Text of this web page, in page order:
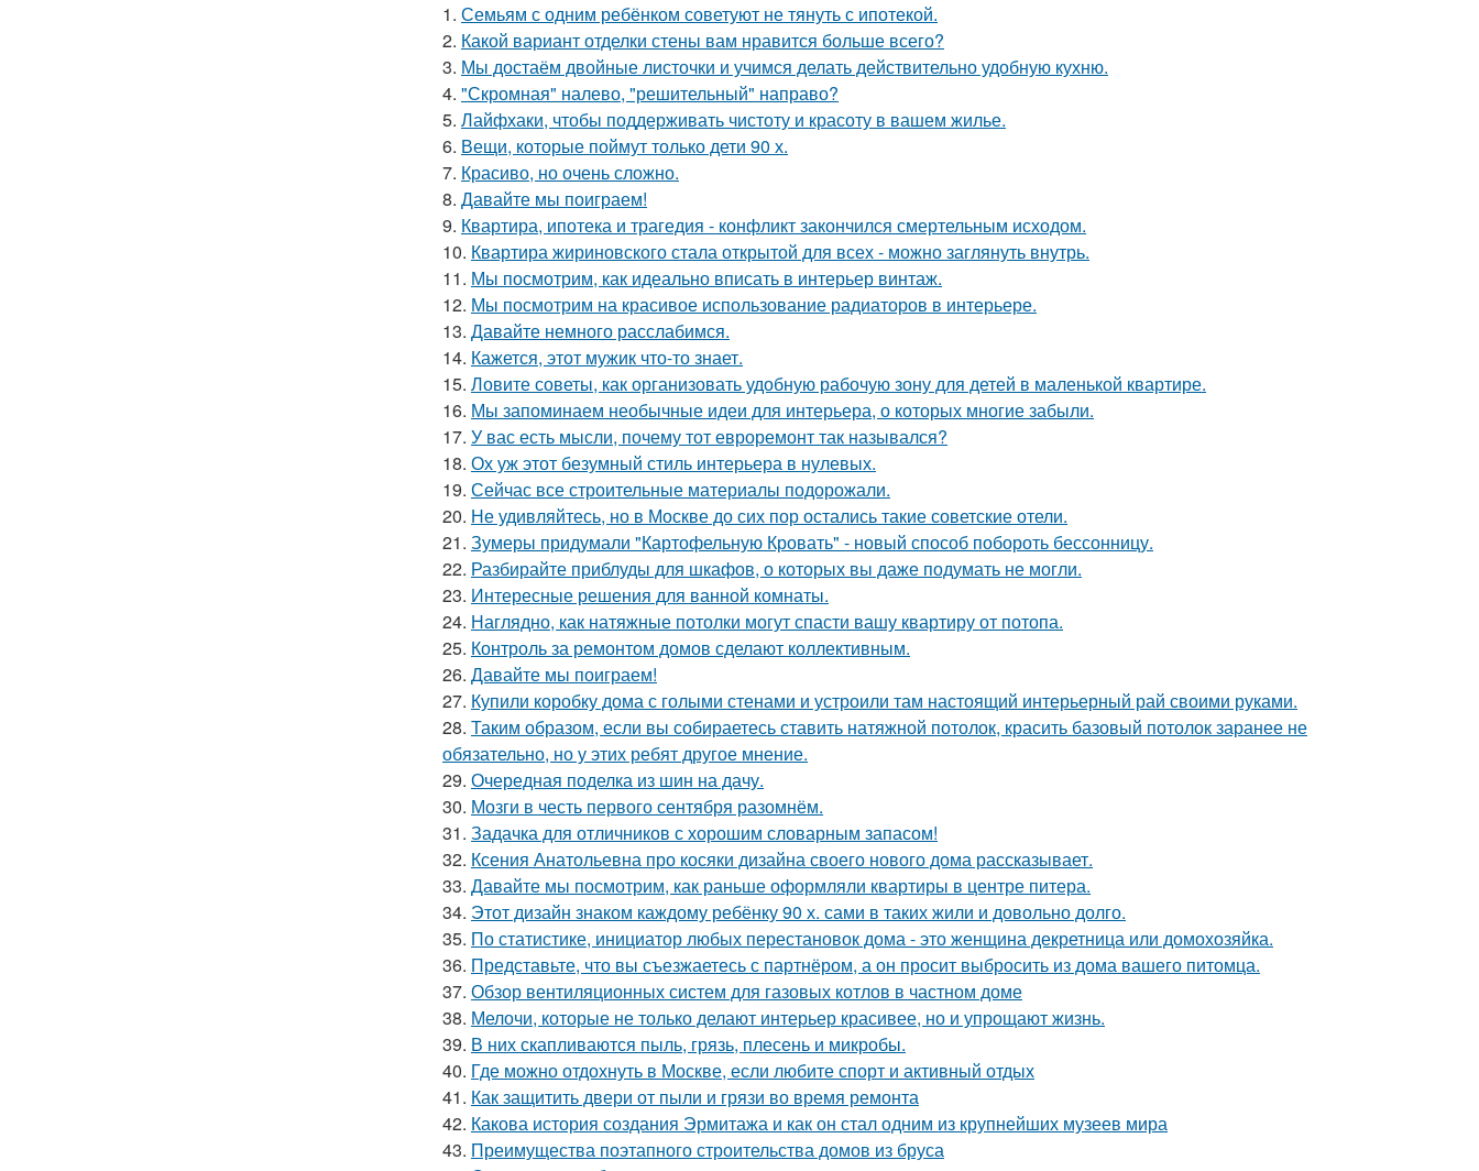
1. Семьям с одним ребёнком советуют не тянуть с ипотекой.
2. Какой вариант отделки стены вам нравится больше всего?
3. Мы достаём двойные листочки и учимся делать действительно удобную кухню.
4. "Скромная" налево, "решительный" направо?
5. Лайфхаки, чтобы поддерживать чистоту и красоту в вашем жилье.
6. Вещи, которые поймут только дети 90 х.
7. Красиво, но очень сложно.
8. Давайте мы поиграем!
9. Квартира, ипотека и трагедия - конфликт закончился смертельным исходом.
10. Квартира жириновского стала открытой для всех - можно заглянуть внутрь.
11. Мы посмотрим, как идеально вписать в интерьер винтаж.
12. Мы посмотрим на красивое использование радиаторов в интерьере.
13. Давайте немного расслабимся.
14. Кажется, этот мужик что-то знает.
15. Ловите советы, как организовать удобную рабочую зону для детей в маленькой квартире.
16. Мы запоминаем необычные идеи для интерьера, о которых многие забыли.
17. У вас есть мысли, почему тот евроремонт так назывался?
18. Ох уж этот безумный стиль интерьера в нулевых.
19. Сейчас все строительные материалы подорожали.
20. Не удивляйтесь, но в Москве до сих пор остались такие советские отели.
21. Зумеры придумали "Картофельную Кровать" - новый способ побороть бессонницу.
22. Разбирайте приблуды для шкафов, о которых вы даже подумать не могли.
23. Интересные решения для ванной комнаты.
24. Наглядно, как натяжные потолки могут спасти вашу квартиру от потопа.
25. Контроль за ремонтом домов сделают коллективным.
26. Давайте мы поиграем!
27. Купили коробку дома с голыми стенами и устроили там настоящий интерьерный рай своими руками.
28. Таким образом, если вы собираетесь ставить натяжной потолок, красить базовый потолок заранее не
обязательно, но у этих ребят другое мнение.
29. Очередная поделка из шин на дачу.
30. Мозги в честь первого сентября разомнём.
31. Задачка для отличников с хорошим словарным запасом!
32. Ксения Анатольевна про косяки дизайна своего нового дома рассказывает.
33. Давайте мы посмотрим, как раньше оформляли квартиры в центре питера.
34. Этот дизайн знаком каждому ребёнку 90 х. сами в таких жили и довольно долго.
35. По статистике, инициатор любых перестановок дома - это женщина декретница или домохозяйка.
36. Представьте, что вы съезжаетесь с партнёром, а он просит выбросить из дома вашего питомца.
37. Обзор вентиляционных систем для газовых котлов в частном доме
38. Мелочи, которые не только делают интерьер красивее, но и упрощают жизнь.
39. В них скапливаются пыль, грязь, плесень и микробы.
40. Где можно отдохнуть в Москве, если любите спорт и активный отдых
41. Как защитить двери от пыли и грязи во время ремонта
42. Какова история создания Эрмитажа и как он стал одним из крупнейших музеев мира
43. Преимущества поэтапного строительства домов из бруса